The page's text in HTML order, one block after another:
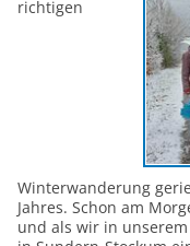
richtigen
Winterwanderung
Jahres. Schon am
und als wir in